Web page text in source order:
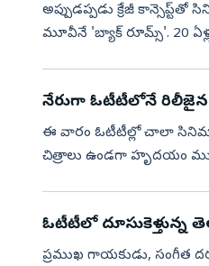
అప్పుడప్పడు క్రేజీ
మూవీనే 'బ్యాక్ రూమ్స్'. 20
నేరుగా ఓటీటీలోనే
ఈ వారం ఓటీటీల్లో చాలా
చిత్రాలు ఉండగా హృదయం
ఓటీటీలో దూసుకెళ్తున్న
ప్ర‌ముఖ గాయ‌కుడు, సంగీత